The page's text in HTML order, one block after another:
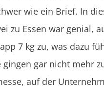
wie ein Brief. In
zu Essen war genial,
7 kg zu, was dazu
gar nicht mehr
auf der